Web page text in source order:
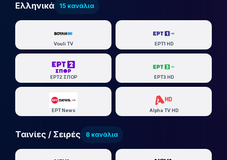
Ελληνικά 15 κανάλια
Vouli TV ΕΡΤ1 HD
ΕΡΤ2 ΣΠΟΡ ΕΡΤ3 HD
ΕΡΤ News Alpha TV HD
Ταινίες / Σειρές 8 κανάλια